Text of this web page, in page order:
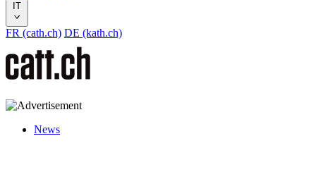
IT
FR (cath.ch) DE (kath.ch)
News